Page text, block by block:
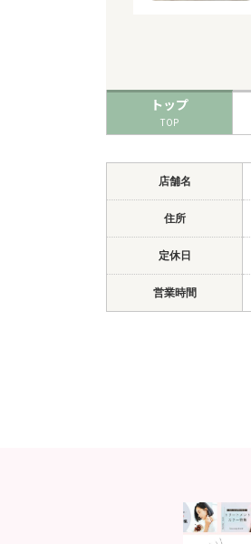
トップ
TOP
店舗名
住所
定休日
営業時間